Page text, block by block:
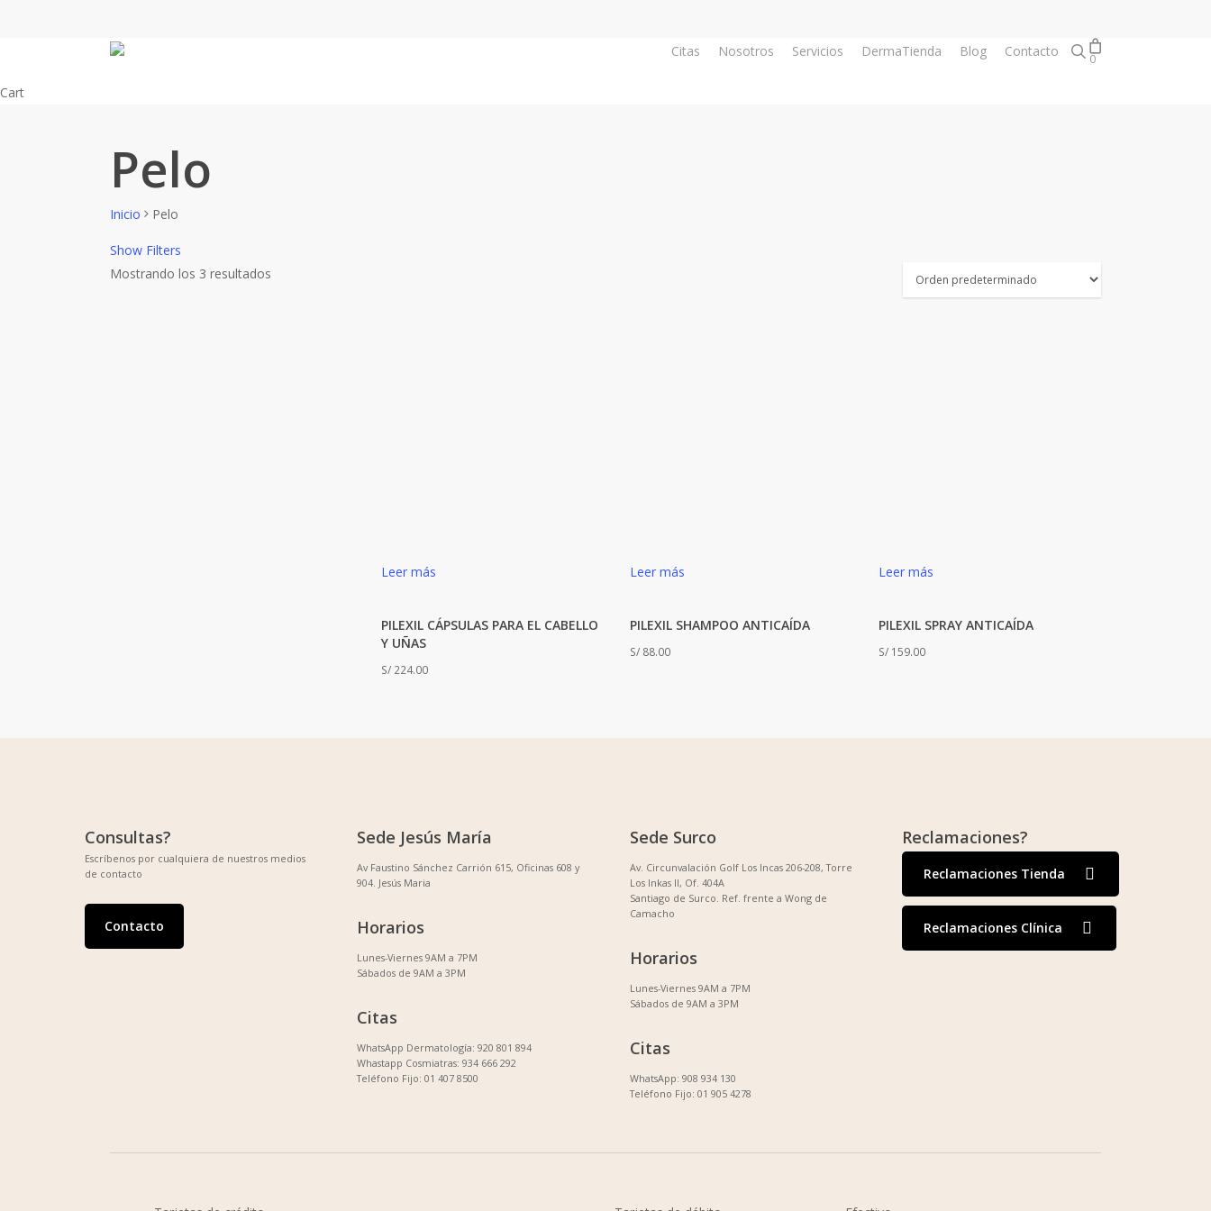
Citas Nosotros Servicios DermaTienda Blog Contacto search
0
CartClose
Pelo
Inicio Pelo
Show Filters
Mostrando los 3 resultados
Leer más
PILEXIL CÁPSULAS PARA EL CABELLO
Y UÑAS
S/224.00
Leer más
PILEXIL SHAMPOO ANTICAÍDA
S/88.00
Leer más
PILEXIL SPRAY ANTICAÍDA
S/159.00
Consultas?
Escríbenos por cualquiera de nuestros medios
de contacto
Contacto
Sede Jesús María
Av Faustino Sánchez Carrión 615, Oficinas 608 y
904. Jesús Maria
Horarios
Lunes-Viernes 9AM a 7PM
Sábados de 9AM a 3PM
Citas
WhatsApp Dermatología: 920 801 894
Whastapp Cosmiatras: 934 666 292
Teléfono Fijo: 01 407 8500
Sede Surco
Av. Circunvalación Golf Los Incas 206-208, Torre
Los Inkas II, Of. 404A
Santiago de Surco. Ref. frente a Wong de
Camacho
Horarios
Lunes-Viernes 9AM a 7PM
Sábados de 9AM a 3PM
Citas
WhatsApp: 908 934 130
Teléfono Fijo: 01 905 4278
Reclamaciones?
Reclamaciones Tienda
Reclamaciones Clínica